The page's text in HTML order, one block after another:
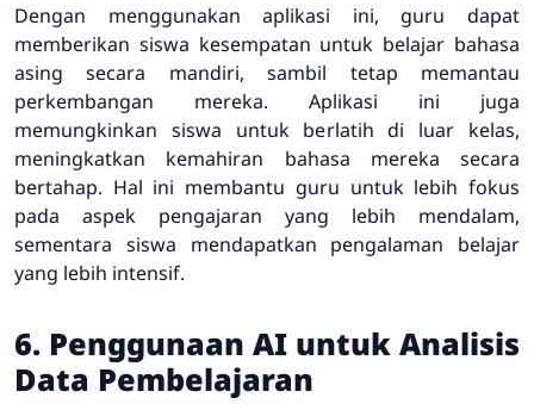
Dengan menggunakan aplikasi ini, guru dapat
memberikan siswa kesempatan untuk belajar bahasa
asing secara mandiri, sambil tetap memantau
perkembangan mereka. Aplikasi ini juga
memungkinkan siswa untuk berlatih di luar kelas,
meningkatkan kemahiran bahasa mereka secara
bertahap. Hal ini membantu guru untuk lebih fokus
pada aspek pengajaran yang lebih mendalam,
sementara siswa mendapatkan pengalaman belajar
yang lebih intensif.
6. Penggunaan AI untuk Analisis
Data Pembelajaran